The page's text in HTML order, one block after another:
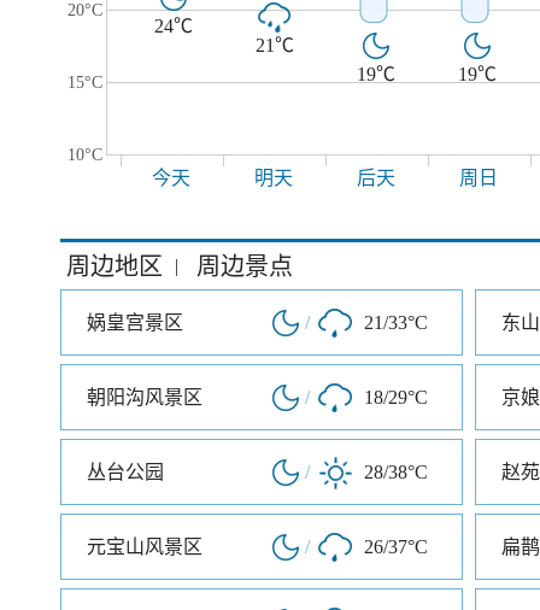
20°C
15°C
10°C
24℃
21℃
19℃ 19℃
今天 明天 后天 周日
周边地区 | 周边景点
娲皇宫景区 / 21/33°C 东
朝阳沟风景区 / 18/29°C 京
丛台公园 / 28/38°C 赵
元宝山风景区 / 26/37°C 扁